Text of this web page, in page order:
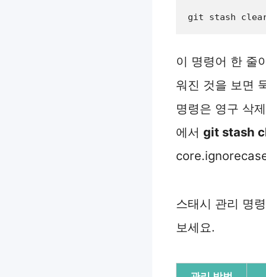
git stash
이 명령어 한 줄
워진 것을 보면
명령은 영구 삭
에서 git stash
스태시 관리 명
보세요.